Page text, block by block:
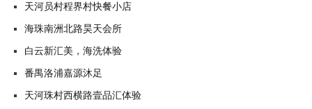
天河员村程界村快餐小店
海珠南洲北路昊天会所
白云新汇美，海洗体验
番禺洛浦嘉源沐足
天河珠村西横路壹品汇体验